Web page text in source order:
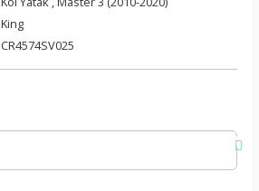
King
CR4574SV025